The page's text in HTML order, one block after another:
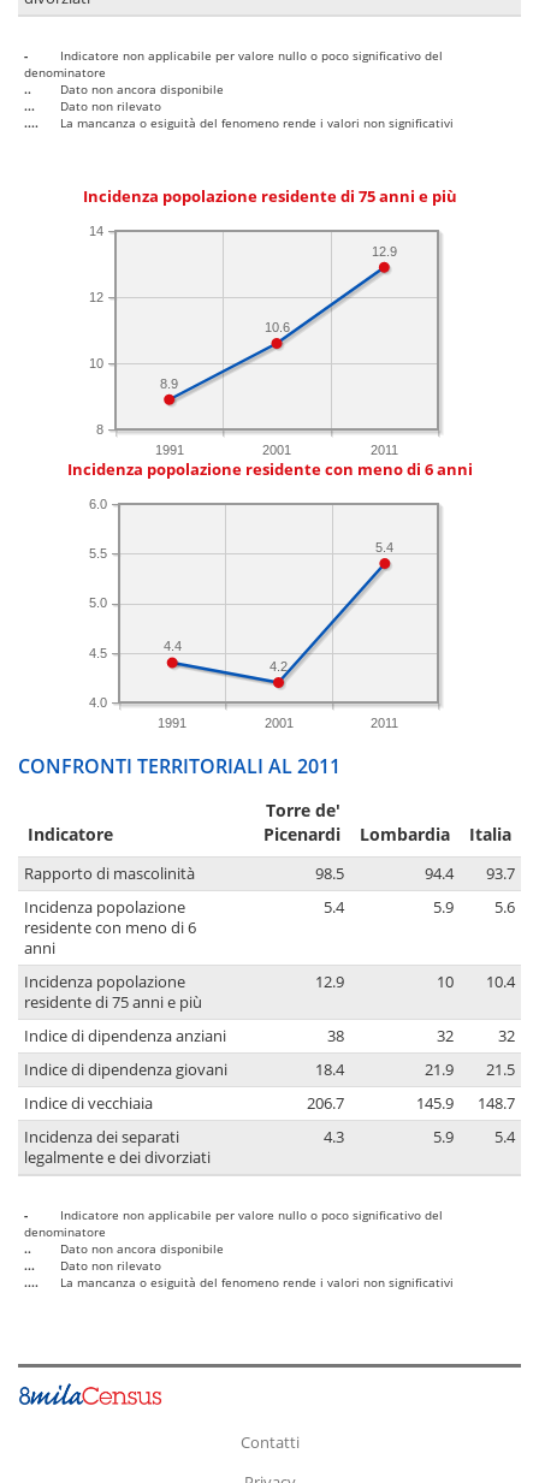
-
Indicatore non applicabile per valore nullo o poco significativo del
denominatore
..
Dato non ancora disponibile
...
Dato non rilevato
....
La mancanza o esiguità del fenomeno rende i valori non significativi
Incidenza popolazione residente di 75 anni e più
1991 2001 2011
8
10
12
14
12.9
10.6
8.9
Incidenza popolazione residente con meno di 6 anni
1991 2001 2011
4.0
4.5
5.0
5.5
6.0
5.4
4.2
4.4
CONFRONTI TERRITORIALI AL 2011
Indicatore
Torre de'
Picenardi
Lombardia Italia
Rapporto di mascolinità 98.5 94.4
93.7
Incidenza popolazione
residente con meno di 6
anni
5.4 5.9 5.6
Incidenza popolazione
residente di 75 anni e più
12.9 10 10.4
Indice di dipendenza anziani 38 32
32
Indice di dipendenza giovani
18.4 21.9
21.5
Indice di vecchiaia
206.7 145.9
148.7
Incidenza dei separati
legalmente e dei divorziati
4.3 5.9 5.4
-
Indicatore non applicabile per valore nullo o poco significativo del
denominatore
..
Dato non ancora disponibile
...
Dato non rilevato
....
La mancanza o esiguità del fenomeno rende i valori non significativi
Contatti